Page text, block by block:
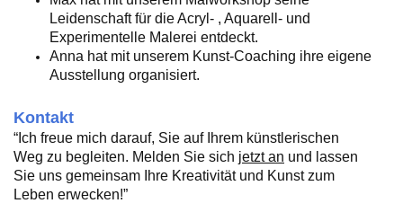
Leidenschaft für die Acryl- , Aquarell- und
Experimentelle Malerei entdeckt.
Anna hat mit unserem Kunst-Coaching ihre eigene
Ausstellung organisiert.
Kontakt
“Ich freue mich darauf, Sie auf Ihrem künstlerischen
Weg zu begleiten. Melden Sie sich jetzt an und lassen
Sie uns gemeinsam Ihre Kreativität und Kunst zum
Leben erwecken!”